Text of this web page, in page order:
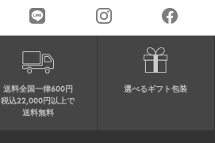
送料全国一律600円
税込22,000円以上で
送料無料
選べるギフト包装